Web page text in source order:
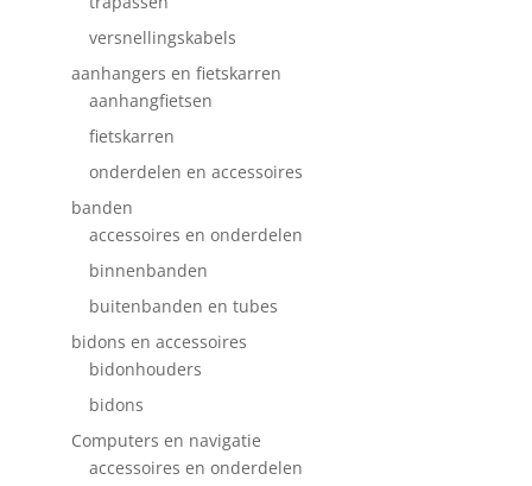
versnellingskabels
aanhangers en fietskarren
aanhangfietsen
fietskarren
onderdelen en accessoires
banden
accessoires en onderdelen
binnenbanden
buitenbanden en tubes
bidons en accessoires
bidonhouders
bidons
Computers en navigatie
accessoires en onderdelen